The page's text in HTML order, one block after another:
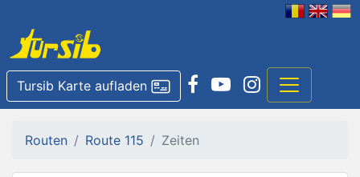
Tursib Karte aufladen
Routen Route 115 Zeiten